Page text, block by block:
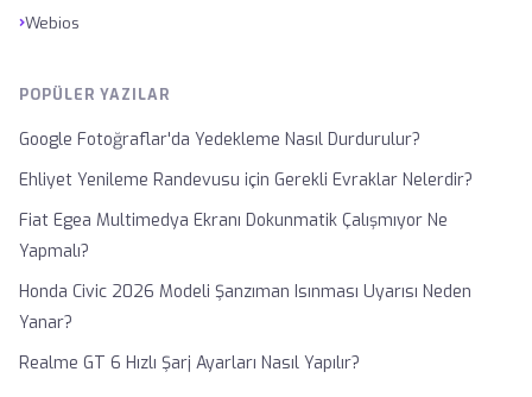
›Webios
POPÜLER YAZILAR
Google Fotoğraflar'da Yedekleme Nasıl Durdurulur?
Ehliyet Yenileme Randevusu için Gerekli Evraklar Nelerdir?
Fiat Egea Multimedya Ekranı Dokunmatik Çalışmıyor Ne
Yapmalı?
Honda Civic 2026 Modeli Şanzıman Isınması Uyarısı Neden
Yanar?
Realme GT 6 Hızlı Şarj Ayarları Nasıl Yapılır?